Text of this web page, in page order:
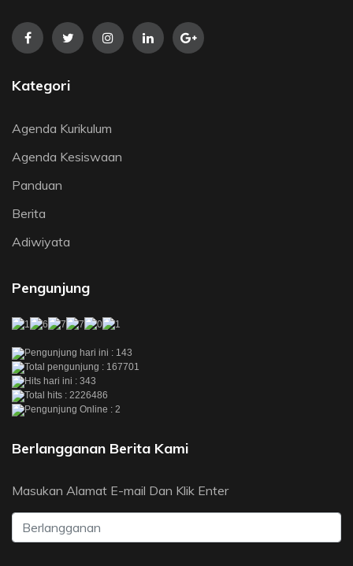
Kategori
Agenda Kurikulum
Agenda Kesiswaan
Panduan
Berita
Adiwiyata
Pengunjung
Pengunjung hari ini : 143
Total pengunjung : 167701
Hits hari ini : 343
Total hits : 2226486
Pengunjung Online : 2
Berlangganan Berita Kami
Masukan Alamat E-mail Dan Klik Enter